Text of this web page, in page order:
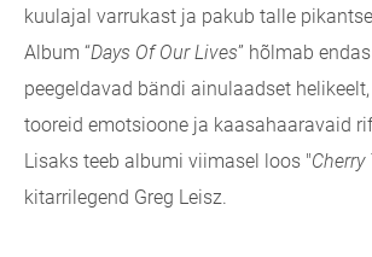
kuulajal varrukast ja pakub talle
Album “Days Of Our Lives” hõlmab
peegeldavad bändi ainulaadset helikeelt,
tooreid emotsioone ja kaasahaaravaid
Lisaks teeb albumi viimasel loos "Cherry
kitarrilegend Greg Leisz.